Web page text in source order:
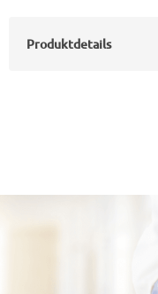
Produktdetails